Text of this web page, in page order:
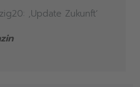
‚Update Zukunft‘